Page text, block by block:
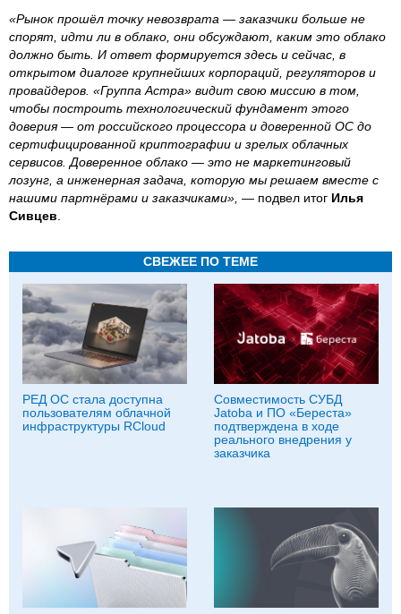
«Рынок прошёл точку невозврата — заказчики больше не
спорят, идти ли в облако, они обсуждают, каким это облако
должно быть. И ответ формируется здесь и сейчас, в
открытом диалоге крупнейших корпораций, регуляторов и
провайдеров. «Группа Астра» видит свою миссию в том,
чтобы построить технологический фундамент этого
доверия — от российского процессора и доверенной ОС до
сертифицированной криптографии и зрелых облачных
сервисов. Доверенное облако — это не маркетинговый
лозунг, а инженерная задача, которую мы решаем вместе с
нашими партнёрами и заказчиками», — подвел итог Илья
Сивцев
СВЕЖЕЕ ПО ТЕМЕ
РЕД ОС стала доступна
пользователям облачной
инфраструктуры RCloud
Совместимость СУБД
Jatoba и ПО «Береста»
подтверждена в ходе
реального внедрения у
заказчика